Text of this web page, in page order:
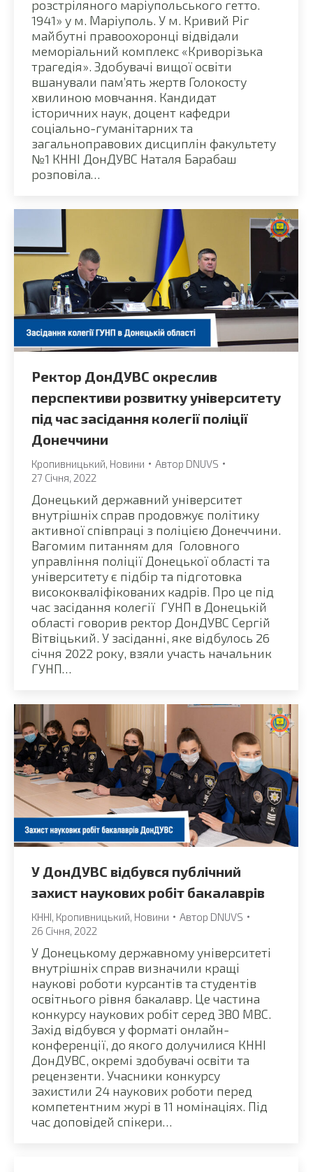
розстріляного маріупольського гетто.
1941» у м. Маріуполь. У м. Кривий Ріг
майбутні правоохоронці відвідали
меморіальний комплекс «Криворізька
трагедія». Здобувачі вищої освіти
вшанували пам’ять жертв Голокосту
хвилиною мовчання. Кандидат
історичних наук, доцент кафедри
соціально-гуманітарних та
загальноправових дисциплін факультету
№1 КННІ ДонДУВС Наталя Барабаш
розповіла…
Ректор ДонДУВС окреслив
перспективи розвитку університету
під час засідання колегії поліції
Донеччини
Кропивницький Новини Автор DNUVS
27 Січня, 2022
Донецький державний університет
внутрішніх справ продовжує політику
активної співпраці з поліцією Донеччини.
Вагомим питанням для Головного
управління поліції Донецької області та
університету є підбір та підготовка
висококваліфікованих кадрів. Про це під
час засідання колегії ГУНП в Донецькій
області говорив ректор ДонДУВС Сергій
Вітвіцький. У засіданні, яке відбулось 26
січня 2022 року, взяли участь начальник
ГУНП…
У ДонДУВС відбувся публічний
захист наукових робіт бакалаврів
КННІ Кропивницький Новини Автор DNUVS
26 Січня, 2022
У Донецькому державному університеті
внутрішніх справ визначили кращі
наукові роботи курсантів та студентів
освітнього рівня бакалавр. Це частина
конкурсу наукових робіт серед ЗВО МВС.
Захід відбувся у форматі онлайн-
конференції, до якого долучилися КННІ
ДонДУВС, окремі здобувачі освіти та
рецензенти. Учасники конкурсу
захистили 24 наукових роботи перед
компетентним журі в 11 номінаціях. Під
час доповідей спікери…